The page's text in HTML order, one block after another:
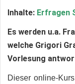
Inhalte: Erfragen
Es werden u.a.
welche Grigori
Vorlesung
Dieser online-